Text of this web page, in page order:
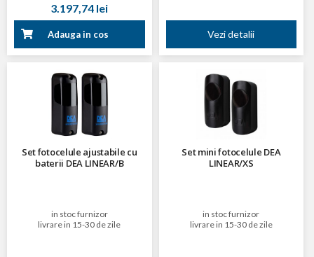
3.197,74 lei
Adauga in cos Vezi detalii
Set fotocelule ajustabile cu
baterii DEA LINEAR/B
in stoc furnizor
livrare in 15-30 de zile
Set mini fotocelule DEA
LINEAR/XS
in stoc furnizor
livrare in 15-30 de zile